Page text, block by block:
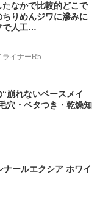
たなかで比較的どこで
りめんジワに滲みに
で人工…
ライナーR5
崩れないベースメイ
穴・ベタつき・乾燥知
ールエクシア ホワイ